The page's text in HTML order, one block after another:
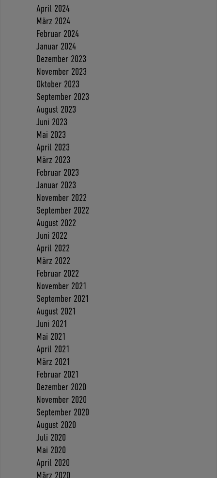
April 2024
März 2024
Februar 2024
Januar 2024
Dezember 2023
November 2023
Oktober 2023
September 2023
August 2023
Juni 2023
Mai 2023
April 2023
März 2023
Februar 2023
Januar 2023
November 2022
September 2022
August 2022
Juni 2022
April 2022
März 2022
Februar 2022
November 2021
September 2021
August 2021
Juni 2021
Mai 2021
April 2021
März 2021
Februar 2021
Dezember 2020
November 2020
September 2020
August 2020
Juli 2020
Mai 2020
April 2020
März 2020